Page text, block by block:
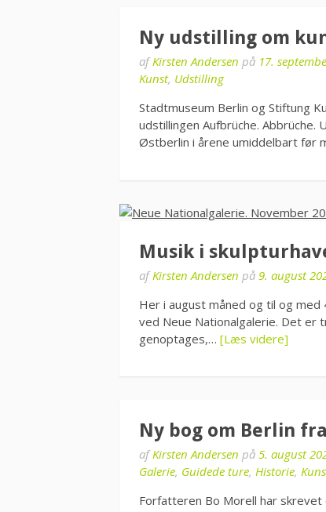
Ny udstilling om
afKirsten Andersen på 17.
Kunst, Udstilling
Stadtmuseum Berlin og Stiftung
udstillingen Aufbrüche. Abbrüche.
Østberlin i årene umiddelbart før
Musik i
afKirsten Andersen på 9. august
Her i august måned og til og
ved Neue Nationalgalerie. Det er
genoptages,… [Læs videre]
Ny bog om Berlin
afKirsten Andersen på 5. august
Galerie, Guidede ture, Historie,
Forfatteren Bo Morell har skrevet